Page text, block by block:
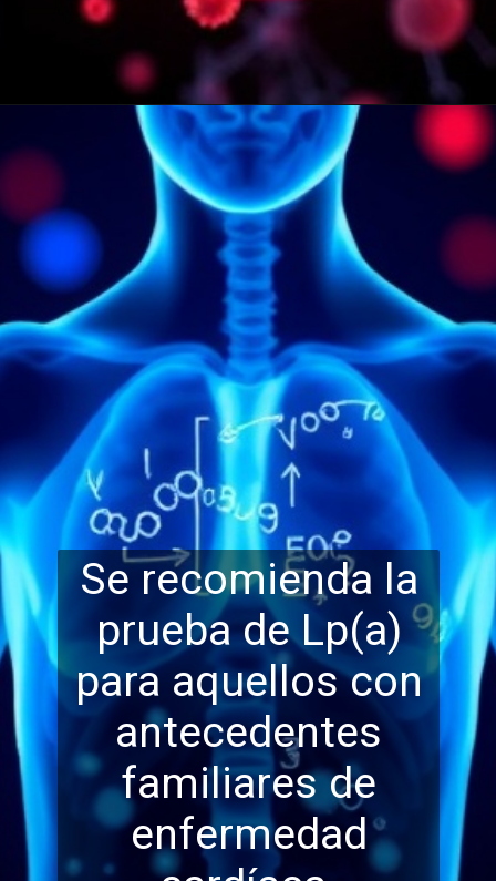
Se recomienda la
prueba de Lp(a)
para aquellos con
antecedentes
familiares de
enfermedad